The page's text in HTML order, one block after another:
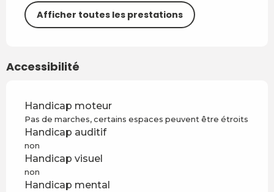
Afficher toutes les prestations
Accessibilité
Handicap moteur
Pas de marches, certains espaces peuvent être étroits
Handicap auditif
non
Handicap visuel
non
Handicap mental